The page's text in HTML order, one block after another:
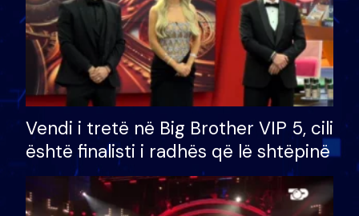
Vendi i tretë në Big Brother VIP 5, cili
është finalisti i radhës që lë shtëpinë